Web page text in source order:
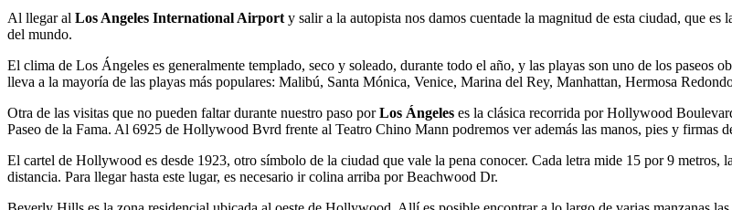
Al llegar al Los Angeles International Airport y salir a la autopista nos damos cuentade la magnitud de esta ciudad, que
del mundo.
El clima de Los Ángeles es generalmente templado, seco y soleado, durante todo el año, y las playas son uno de los paseos
lleva a la mayoría de las playas más populares: Malibú, Santa Mónica, Venice, Marina del Rey, Manhattan, Hermosa
Otra de las visitas que no pueden faltar durante nuestro paso porLos Ángeles es la clásica recorrida por Hollywood
Paseo de la Fama. Al 6925 de Hollywood Bvrd frente al Teatro Chino Mann podremos ver además las manos, pies y firmas
El cartel de Hollywood es desde 1923, otro símbolo de la ciudad que vale la pena conocer. Cada letra mide 15 por 9 metros,
distancia. Para llegar hasta este lugar, es necesario ir colina arriba por Beachwood Dr.